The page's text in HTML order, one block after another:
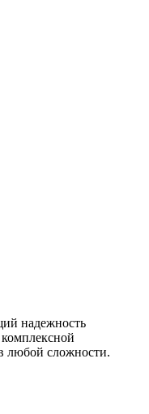
надежность
любой сложности.